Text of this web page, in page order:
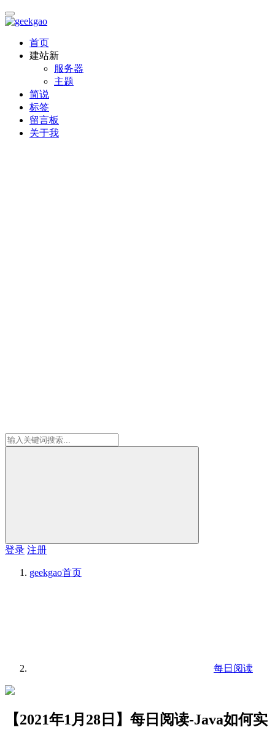
首页
建站新
服务器
主题
简说
标签
留言板
关于我
登录 注册
geekgao首页
每日阅读
【2021年1月28日】每日阅读-Java如何实